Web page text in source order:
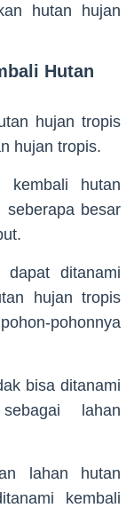
hutan hujan
Hutan
hujan tropis
hujan tropis.
kembali hutan
seberapa besar
ditanami
hujan tropis
pohonnya
bisa ditanami
lahan
lahan hutan
kembali